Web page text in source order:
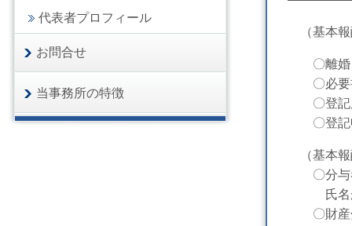
（基本報
〇離婚（
〇必要書
〇登記原
〇登記申
（基本報
〇分与者
氏名が
〇財産分
代表者プロフィール
お問合せ
当事務所の特徴